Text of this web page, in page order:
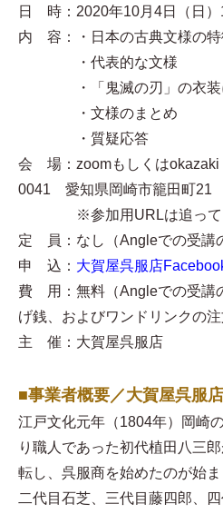
日 時：2020年10月4日（日）
内 容：・日本の古典文様の
・代表的な文様
・「鬼滅の刃」の衣装
・文様のまとめ
・質疑応答
会 場：zoomもしくはokazaki
0041 愛知県岡崎市籠田町21
※参加用URLは追ってご
定 員：なし（Angleでの受講
申 込： 大賀屋呉服店
費 用：無料（Angleでの受講
げ銭、およびワンドリンクの注
主 催：大賀屋呉服店
■事業者概要／大賀屋呉服店
江戸文化元年（1804年）岡崎
り職人であった初代植田八三
転し、呉服商を始めたのが始
二代目石芝、三代目藤四郎、